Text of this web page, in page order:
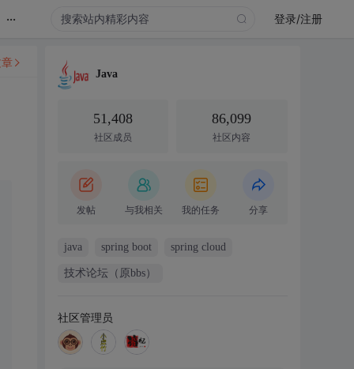
... 登录/注册
Java
51,408
社区成员
86,099
社区内容
发帖 与我相关 我的任务 分享
java spring boot spring cloud
技术论坛（原bbs）
社区管理员